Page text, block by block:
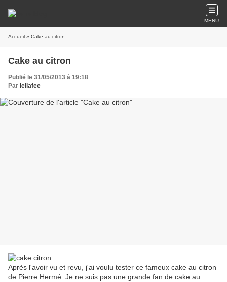
MENU
Accueil » Cake au citron
Cake au citron
Publié le 31/05/2013 à 19:18
Par leliafee
Après l'avoir vu et revu, j'ai voulu tester ce fameux cake au citron
de Pierre Hermé. Je ne suis pas une grande fan de cake au